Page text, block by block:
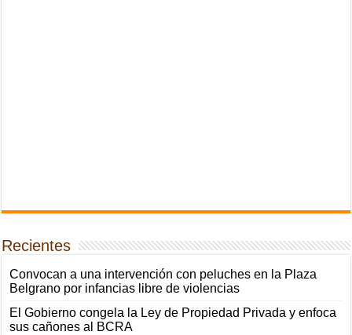
Recientes
Convocan a una intervención con peluches en la Plaza
Belgrano por infancias libre de violencias
El Gobierno congela la Ley de Propiedad Privada y enfoca
sus cañones al BCRA